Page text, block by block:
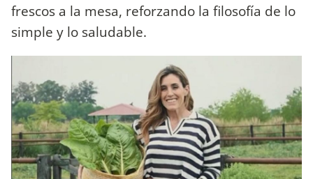
frescos a la mesa, reforzando la filosofía de lo
simple y lo saludable.